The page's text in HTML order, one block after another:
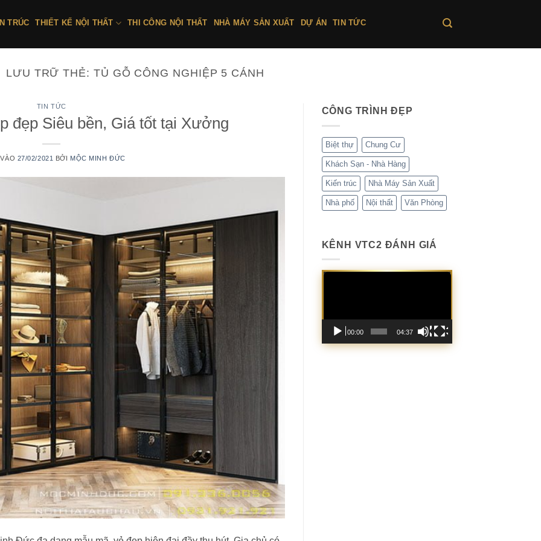
TRÚC THIẾT KẾ NỘI THẤT THI CÔNG NỘI THẤT NHÀ MÁY SẢN XUẤT DỰ ÁN TIN TỨC
LƯU TRỮ THẺ: TỦ GỖ CÔNG NGHIỆP 5 CÁNH
TIN TỨC
đẹp Siêu bền, Giá tốt tại Xưởng
27/02/2021 BỞI MỘC MINH ĐỨC
CÔNG TRÌNH ĐẸP
Biệt thự Chung Cư
Khách Sạn - Nhà Hàng
Kiến trúc Nhà Máy Sản Xuất
Nhà phố Nội thất Văn Phòng
KÊNH VTC2 ĐÁNH GIÁ
Trình
00:00 04:37